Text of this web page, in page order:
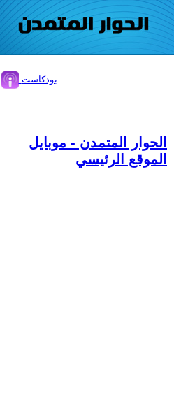
بودكاست
الحوار المتمدن - موبايل
الموقع الرئيسي